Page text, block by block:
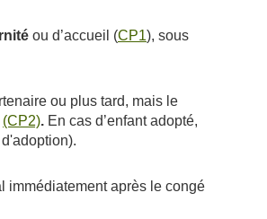
ou d’accueil (CP1), sous
ou plus tard, mais le
(CP2). En cas d’enfant adopté,
immédiatement après le congé